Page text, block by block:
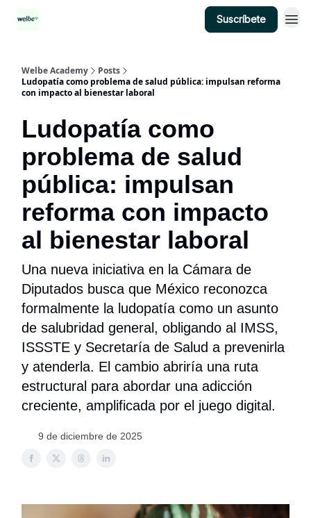
Suscríbete
Welbe Academy
Posts
Ludopatía como problema de salud pública: impulsan reforma
con impacto al bienestar laboral
Ludopatía como
problema de salud
pública: impulsan
reforma con impacto
al bienestar laboral
Una nueva iniciativa en la Cámara de
Diputados busca que México reconozca
formalmente la ludopatía como un asunto
de salubridad general, obligando al IMSS,
ISSSTE y Secretaría de Salud a prevenirla
y atenderla. El cambio abriría una ruta
estructural para abordar una adicción
creciente, amplificada por el juego digital.
9 de diciembre de 2025